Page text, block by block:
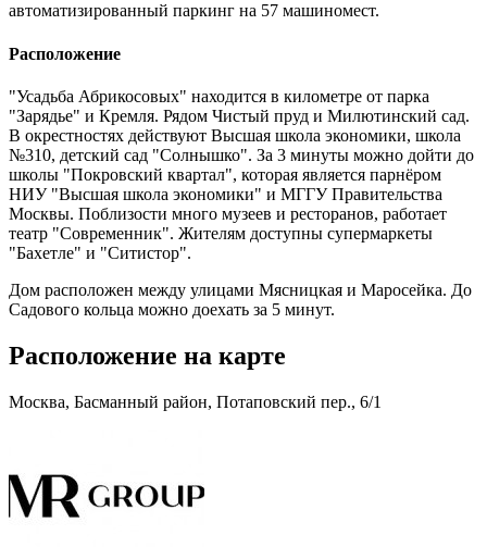
автоматизированный паркинг на 57 машиномест.
Расположение
"Усадьба Абрикосовых" находится в километре от парка
"Зарядье" и Кремля. Рядом Чистый пруд и Милютинский сад.
В окрестностях действуют Высшая школа экономики, школа
№310, детский сад "Солнышко". За 3 минуты можно дойти до
школы "Покровский квартал", которая является парнёром
НИУ "Высшая школа экономики" и МГГУ Правительства
Москвы. Поблизости много музеев и ресторанов, работает
театр "Современник". Жителям доступны супермаркеты
"Бахетле" и "Ситистор".
Дом расположен между улицами Мясницкая и Маросейка. До
Садового кольца можно доехать за 5 минут.
Расположение на карте
Москва, Басманный район, Потаповский пер., 6/1